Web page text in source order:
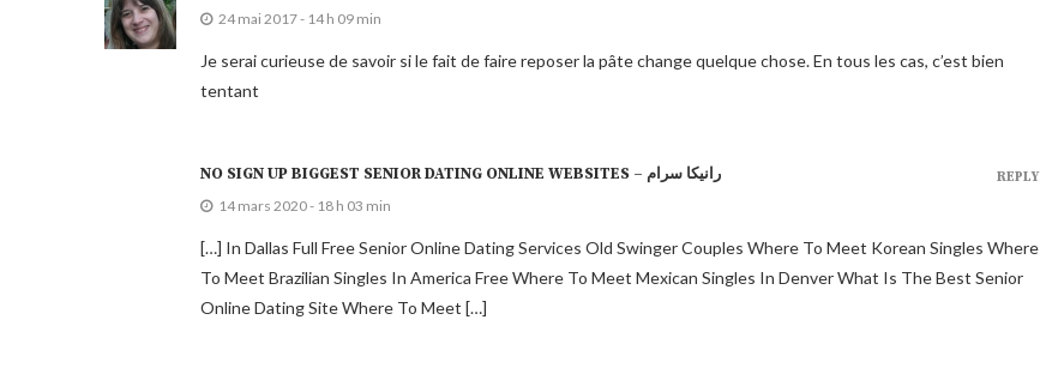
24 mai 2017 - 14 h 09 min
Je serai curieuse de savoir si le fait de faire reposer la pâte change quelque chose. En tous les cas, c’est bien
tentant
NO SIGN UP BIGGEST SENIOR DATING ONLINE WEBSITES – رانیکا سرام
14 mars 2020 - 18 h 03 min
[…] In Dallas Full Free Senior Online Dating Services Old Swinger Couples Where To Meet Korean Singles Where
To Meet Brazilian Singles In America Free Where To Meet Mexican Singles In Denver What Is The Best Senior
Online Dating Site Where To Meet […]
REPLY